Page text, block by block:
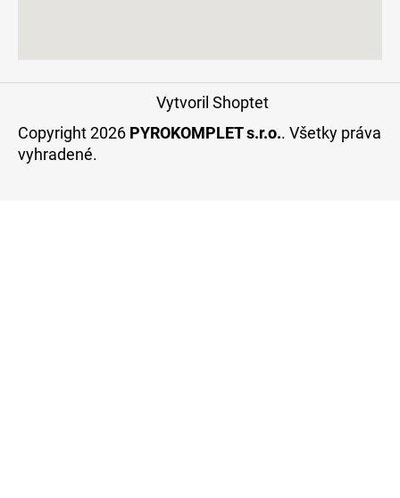
Vytvoril Shoptet
Copyright 2026 PYROKOMPLET s.r.o.. Všetky práva
vyhradené.